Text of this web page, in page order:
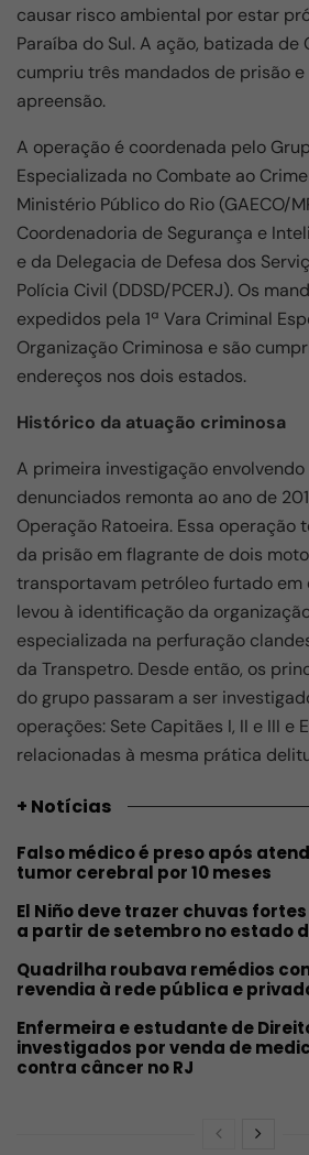
causar risco ambiental por estar
Paraíba do Sul. A ação, batizada de
cumpriu três mandados de prisão
apreensão.
A operação é coordenada pelo
Especializada no Combate ao
Ministério Público do Rio (GAECO/
Coordenadoria de Segurança e
e da Delegacia de Defesa dos
Polícia Civil (DDSD/PCERJ). Os
expedidos pela 1ª Vara Criminal
Organização Criminosa e são
endereços nos dois estados.
Histórico da atuação criminosa
A primeira investigação
denunciados remonta ao ano de
Operação Ratoeira. Essa operação
da prisão em flagrante de dois
transportavam petróleo furtado em
levou à identificação da
especializada na perfuração
da Transpetro. Desde então, os
do grupo passaram a ser
operações: Sete Capitães I, II e III e
relacionadas à mesma prática
+ Notícias
Falso médico é preso após
tumor cerebral por 10 meses
El Niño deve trazer chuvas
a partir de setembro no estado
Quadrilha roubava remédios
revendia à rede pública e
Enfermeira e estudante de
investigados por venda de
contra câncer no RJ